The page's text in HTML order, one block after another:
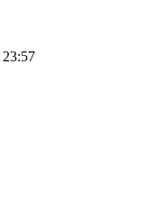
23:57